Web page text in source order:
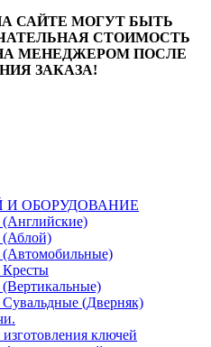
САЙТЕ МОГУТ БЫТЬ
СТОИМОСТЬ
МЕНЕДЖЕРОМ ПОСЛЕ
ЗАКАЗА!
И ОБОРУДОВАНИЕ
(Английские)
(Аблой)
(Автомобильные)
Кресты
(Дверняк)
ключей